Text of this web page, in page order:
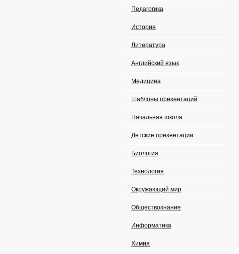
Педагогика
История
Литература
Английский язык
Медицина
Шаблоны презентаций
Начальная школа
Детские презентации
Биология
Технология
Окружающий мир
Обществознание
Информатика
Химия